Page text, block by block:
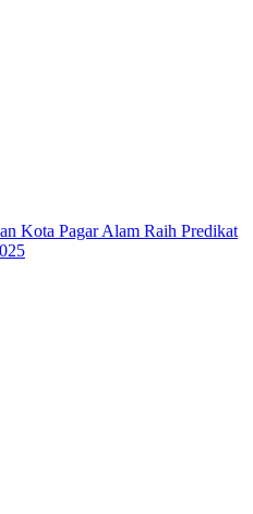
Kota Pagar Alam Raih Predikat